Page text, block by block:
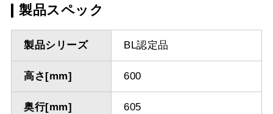
製品スペック
製品シリーズ BL認定品
高さ[mm] 600
奥行[mm] 605